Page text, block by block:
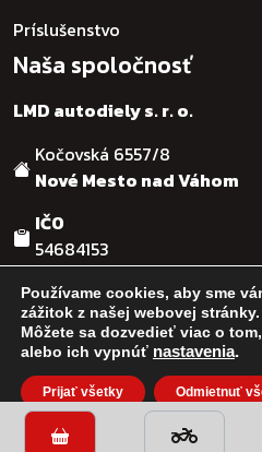
Príslušenstvo
Naša spoločnosť
LMD autodiely s. r. o.
Kočovská 6557/8
Nové Mesto nad Váhom
IČO
54684153
DIČ
SK2121755482
© :: 2026:: LMD autodiely
Kaššovic -
Používame cookies, aby sme
našej webovej stránky.
Môžete sa dozvedieť viac o tom,
ich vypnúť nastavenia.
Prijať všetky Odmietnuť
Close GDPR Cookie Banner